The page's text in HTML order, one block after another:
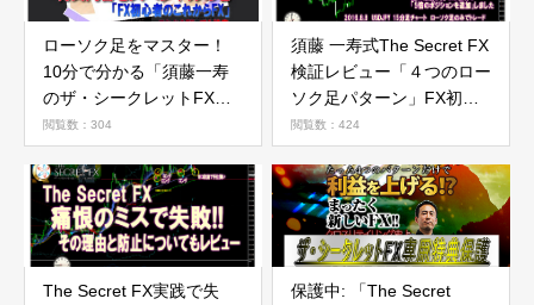
ローソク足をマスター！
10分で分かる「須藤一寿
のザ・シークレットFX」
検証と特典内容まとめ動画
の巻
閲覧数：304
須藤 一寿式The Secret FX
検証レビュー「４つのロー
ソク足パターン」FX初心
者再現性を考えてみた現実
トレード動画
閲覧数：424
The Secret FX実践で失
保護中: 「The Secret